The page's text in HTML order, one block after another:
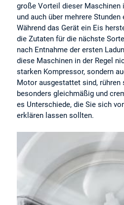
große Vorteil dieser Maschinen
und auch über mehrere
Während das Gerät ein Eis
die Zutaten für die nächste
nach Entnahme der ersten
diese Maschinen in der Regel
starken Kompressor, sondern
Motor ausgestattet sind, rühren
besonders gleichmäßig und
es Unterschiede, die Sie sich
erklären lassen sollten.